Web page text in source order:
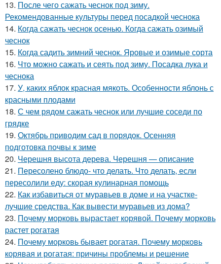
13. После чего сажать чеснок под зиму.
Рекомендованные культуры перед посадкой чеснока
14. Когда сажать чеснок осенью. Когда сажать озимый
чеснок
15. Когда садить зимний чеснок. Яровые и озимые сорта
16. Что можно сажать и сеять под зиму. Посадка лука и
чеснока
17. У, каких яблок красная мякоть. Особенности яблонь с
красными плодами
18. С чем рядом сажать чеснок или лучшие соседи по
грядке
19. Октябрь приводим сад в порядок. Осенняя
подготовка почвы к зиме
20. Черешня высота дерева. Черешня — описание
21. Пересолено блюдо- что делать. Что делать, если
пересолили еду: скорая кулинарная помощь
22. Как избавиться от муравьев в доме и на участке-
лучшие средства. Как вывести муравьев из дома?
23. Почему морковь вырастает корявой. Почему морковь
растет рогатая
24. Почему морковь бывает рогатая. Почему морковь
корявая и рогатая: причины проблемы и решение